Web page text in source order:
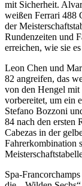
mit Sicherheit.
weißen Ferrari 488
der
Rundenzeiten und
erreichen, wie sie
Leon Chen und
82 angreifen, das
von den Hengel
vorbereitet, um ein
Stefano Bozzoni
84 nach den ersten
Cabezas in der
Fahrerkombination
Spa-